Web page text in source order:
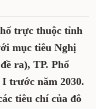
trực thuộc tỉnh
mục tiêu Nghị
ra), TP. Phổ
trước năm 2030.
tiêu chí của đô